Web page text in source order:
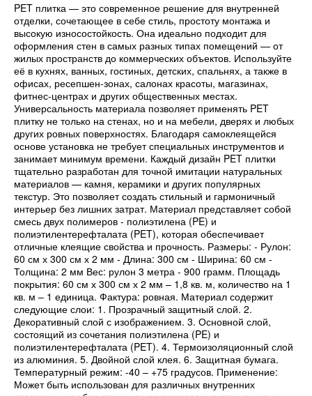
PET плитка — это современное решение для внутренней
отделки, сочетающее в себе стиль, простоту монтажа и
высокую износостойкость. Она идеально подходит для
оформления стен в самых разных типах помещений — от
жилых пространств до коммерческих объектов. Используйте
её в кухнях, ванных, гостиных, детских, спальнях, а также в
офисах, ресепшен-зонах, салонах красоты, магазинах,
фитнес-центрах и других общественных местах.
Универсальность материала позволяет применять PET
плитку не только на стенах, но и на мебели, дверях и любых
других ровных поверхностях. Благодаря самоклеящейся
основе установка не требует специальных инструментов и
занимает минимум времени. Каждый дизайн PET плитки
тщательно разработан для точной имитации натуральных
материалов — камня, керамики и других популярных
текстур. Это позволяет создать стильный и гармоничный
интерьер без лишних затрат. Материал представляет собой
смесь двух полимеров - полиэтилена (PE) и
полиэтилентерефталата (PET), которая обеспечивает
отличные клеящие свойства и прочность. Размеры: - Рулон:
60 см х 300 см х 2 мм - Длина: 300 см - Ширина: 60 см -
Толщина: 2 мм Вес: рулон 3 метра - 900 грамм. Площадь
покрытия: 60 см х 300 см х 2 мм – 1,8 кв. м, количество на 1
кв. м – 1 единица. Фактура: ровная. Материал содержит
следующие слои: 1. Прозрачный защитный слой. 2.
Декоративный слой с изображением. 3. Основной слой,
состоящий из сочетания полиэтилена (PE) и
полиэтилентерефталата (PET). 4. Термоизоляционный слой
из алюминия. 5. Двойной слой клея. 6. Защитная бумага.
Температурный режим: -40 – +75 градусов. Применение:
Может быть использован для различных внутренних